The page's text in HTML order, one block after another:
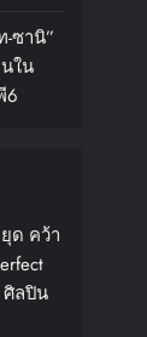
-ซานิ”
ใน
6
ด คว้า
ศิลปิน